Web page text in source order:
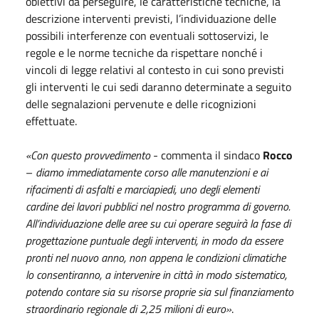
descrizione interventi previsti, l’individuazione delle
possibili interferenze con eventuali sottoservizi, le
regole e le norme tecniche da rispettare nonché i
vincoli di legge relativi al contesto in cui sono previsti
gli interventi le cui sedi daranno determinate a seguito
delle segnalazioni pervenute e delle ricognizioni
effettuate.
«Con questo provvedimento- commenta il sindaco Rocco
– diamo immediatamente corso alle manutenzioni e ai
rifacimenti di asfalti e marciapiedi, uno degli elementi
cardine dei lavori pubblici nel nostro programma di governo.
All’individuazione delle aree su cui operare seguirà la fase di
progettazione puntuale degli interventi, in modo da essere
pronti nel nuovo anno, non appena le condizioni climatiche
lo consentiranno, a intervenire in città in modo sistematico,
potendo contare sia su risorse proprie sia sul finanziamento
straordinario regionale di 2,25 milioni di euro».